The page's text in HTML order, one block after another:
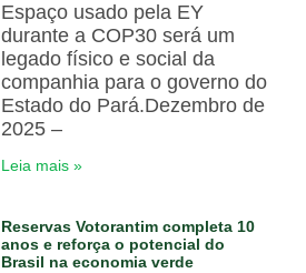
Espaço usado pela EY
durante a COP30 será um
legado físico e social da
companhia para o governo do
Estado do Pará.Dezembro de
2025 –
Leia mais »
Reservas Votorantim completa 10
anos e reforça o potencial do
Brasil na economia verde